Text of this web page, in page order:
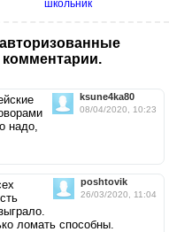
школьник
комментарии.
ksune4ka80
08/04/2020, 10:23
надо,
poshtovik
26/03/2020, 11:04
ломать способны.